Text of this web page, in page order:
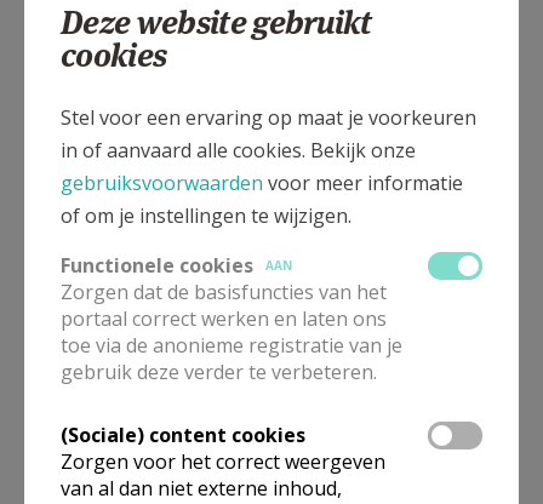
het begin van de Veertigdagentijd ons te bekeren en
nieuwe wegen te gaan. Die oproep tot bekering
hoorden, en die de eerste lezing is in de liturgie van
Aswoensdag.
Stilte of muziek
We kunnen het gewoon enkele minuten stil laten, of
wie liever wat muziek op de achtergrond heeft, kan
gebruik maken van het ‘Miserere Mei’ van Allegri:
dien je (sociale) content cookies te aanvaarden.
VERANDER MIJN
Deze website gebruikt
cookies
Stel voor een ervaring op maat je voorkeuren
in of aanvaard alle cookies. Bekijk onze
gebruiksvoorwaarden voor meer informatie
of om je instellingen te wijzigen.
Functionele cookies
AAN
Zorgen dat de basisfuncties van het
portaal correct werken en laten ons
toe via de anonieme registratie van je
gebruik deze verder te verbeteren.
(Sociale) content cookies
Zorgen voor het correct weergeven
van al dan niet externe inhoud,